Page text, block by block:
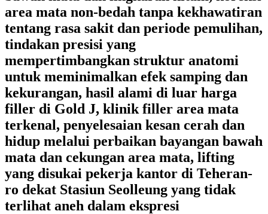
area mata non-bedah tanpa kekhawatiran
tentang rasa sakit dan periode pemulihan,
tindakan presisi yang
mempertimbangkan struktur anatomi
untuk meminimalkan efek samping dan
kekurangan, hasil alami di luar harga
filler di Gold J, klinik filler area mata
terkenal, penyelesaian kesan cerah dan
hidup melalui perbaikan bayangan bawah
mata dan cekungan area mata, lifting
yang disukai pekerja kantor di Teheran-
ro dekat Stasiun Seolleung yang tidak
terlihat aneh dalam ekspresi